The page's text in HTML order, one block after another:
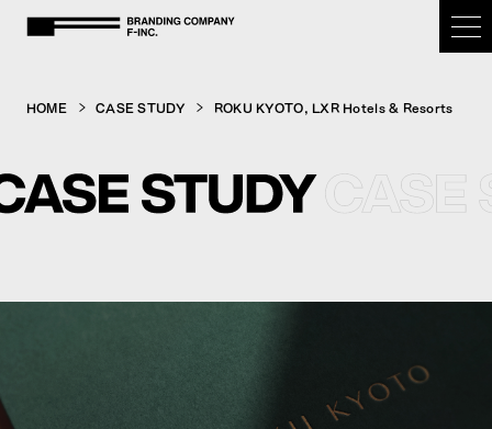
OUR PURPOSE
BRANDING COMPANY F-inc.
HOME CASE STUDY ROKU KYOTO, LXR Hotels & Resorts